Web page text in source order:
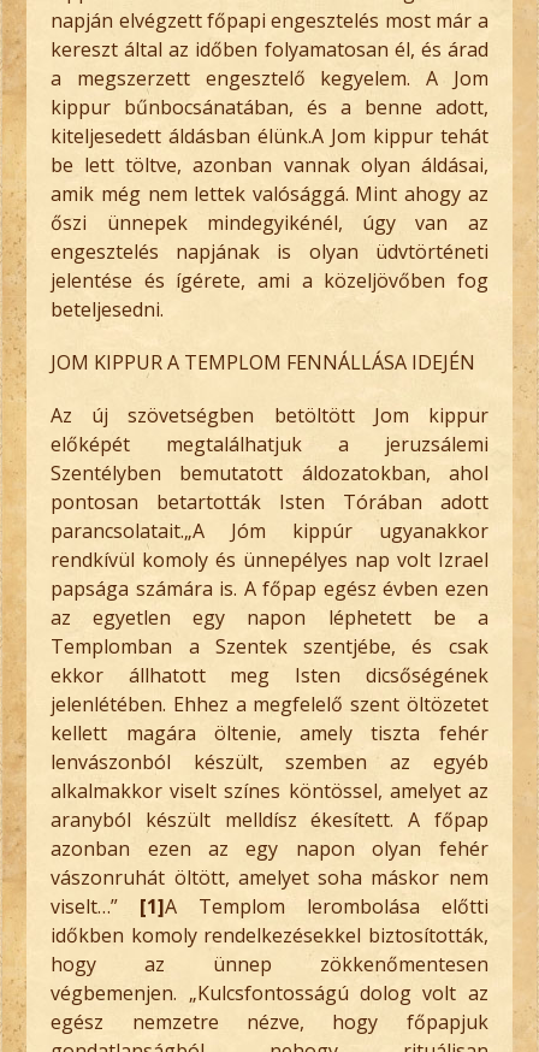
napján elvégzett főpapi engesztelés most már a
kereszt által az időben folyamatosan él, és árad
a megszerzett engesztelő kegyelem. A Jom
kippur bűnbocsánatában, és a benne adott,
kiteljesedett áldásban élünk.A Jom kippur tehát
be lett töltve, azonban vannak olyan áldásai,
amik még nem lettek valósággá. Mint ahogy az
őszi ünnepek mindegyikénél, úgy van az
engesztelés napjának is olyan üdvtörténeti
jelentése és ígérete, ami a közeljövőben fog
beteljesedni.
JOM KIPPUR A TEMPLOM FENNÁLLÁSA IDEJÉN
Az új szövetségben betöltött Jom kippur
előképét megtalálhatjuk a jeruzsálemi
Szentélyben bemutatott áldozatokban, ahol
pontosan betartották Isten Tórában adott
parancsolatait.„A Jóm kippúr ugyanakkor
rendkívül komoly és ünnepélyes nap volt Izrael
papsága számára is. A főpap egész évben ezen
az egyetlen egy napon léphetett be a
Templomban a Szentek szentjébe, és csak
ekkor állhatott meg Isten dicsőségének
jelenlétében. Ehhez a megfelelő szent öltözetet
kellett magára öltenie, amely tiszta fehér
lenvászonból készült, szemben az egyéb
alkalmakkor viselt színes köntössel, amelyet az
aranyból készült melldísz ékesített. A főpap
azonban ezen az egy napon olyan fehér
vászonruhát öltött, amelyet soha máskor nem
viselt…” [1]A Templom lerombolása előtti
időkben komoly rendelkezésekkel biztosították,
hogy az ünnep zökkenőmentesen
végbemenjen. „Kulcsfontosságú dolog volt az
egész nemzetre nézve, hogy főpapjuk